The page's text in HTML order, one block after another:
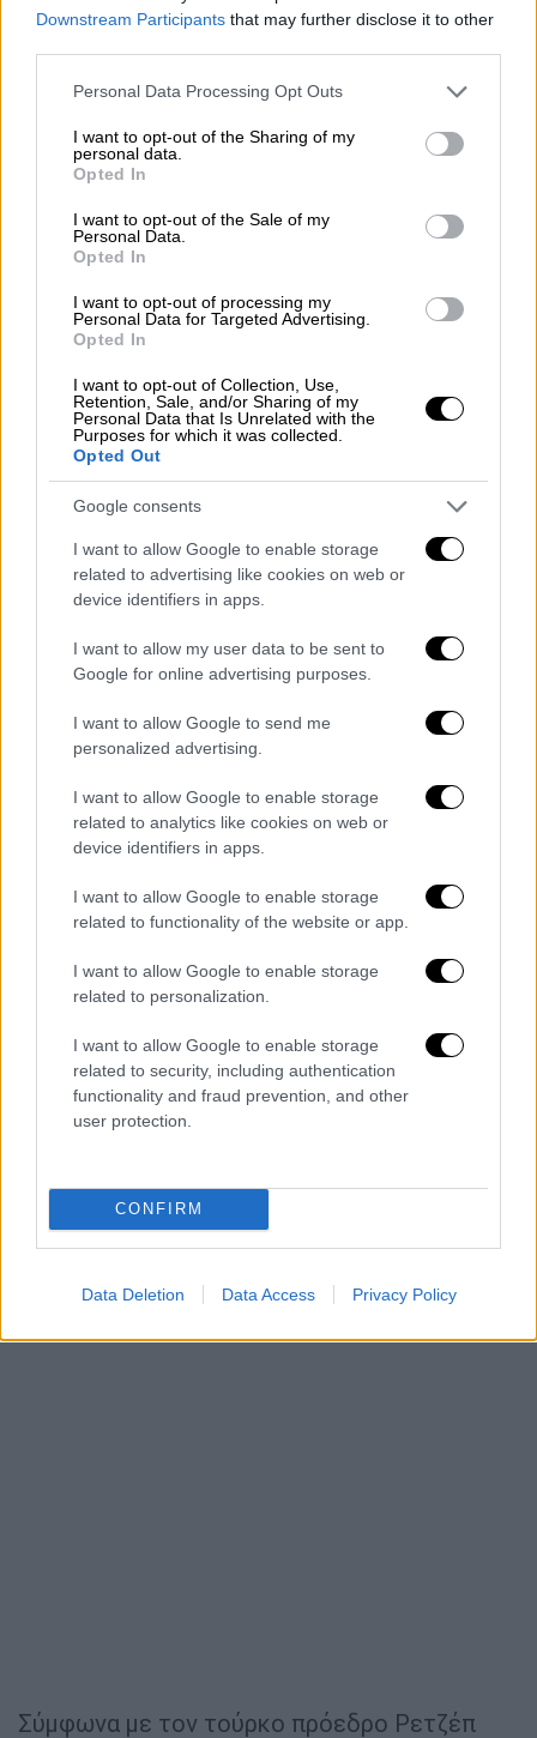
Downstream Participants that may further disclose it to other
Please note that this website/app uses one or more Google
not limited to your visit or usage behaviour. You may click to
grant or deny consent to Google and its third-party tags to
use your data for below specified purposes in below Google
consent section.
Personal Data Processing Opt Outs
I want to opt-out of the Sharing of my
personal data.
Opted In
I want to opt-out of the Sale of my
Personal Data.
Opted In
I want to opt-out of processing my
Personal Data for Targeted Advertising.
Opted In
I want to opt-out of Collection, Use,
Retention, Sale, and/or Sharing of my
Personal Data that Is Unrelated with the
Purposes for which it was collected.
Opted Out
Google consents
I want to allow Google to enable storage
related to advertising like cookies on web or
device identifiers in apps.
I want to allow my user data to be sent to
Google for online advertising purposes.
I want to allow Google to send me
personalized advertising.
I want to allow Google to enable storage
related to analytics like cookies on web or
device identifiers in apps.
I want to allow Google to enable storage
related to functionality of the website or app.
I want to allow Google to enable storage
related to personalization.
I want to allow Google to enable storage
related to security, including authentication
functionality and fraud prevention, and other
user protection.
CONFIRM
Data Deletion Data Access Privacy Policy
«Ημορφή και ο τρόπος κατάρρευσης των
κτιρίωνείναι παρόμοιος με τον τρόπο που
κατεδαφίζουμε κτίρια τοποθετώντας
προσθέτει: «Άμμος και χαλίκι. Αυτό είναι
απαγορευτικό γιατί όταν γίνει η κατάρρευση
να μετατρέπεται (το κτίριο) σε σορό άμμου
και χαλικιών. Είναι απαράδεκτο. Σημαίνει
πολύ κακή ποιότητα βασικών υλικών
δόμησης».
Από την πλευρά του ο Δημήτρης
Σταθακόπουλος, καθηγητής του Παντείου
Πανεπιστημίου αναφέρει πως το λόμπι
πέντε κατασκευαστικών εταιρειών, που έχει
καλές σχέσεις με τον Ερντογάν, έχει
κερδίσει πολλούς δημόσιους διαγωνισμούς
και έχει τη στήριξη της κυβέρνησης.
«Οι εταιρείες αυτές παίρνουν μεγάλα
διαγωνισμοί, εμφανίζονται οι συγκεκριμένες
εταιρείες, που είναι του ίδιου ανθρώπου
ουσιαστικά, χτυπούν τις προσφορές και
πάντα ο διαγωνισμός καταλήγει στον ίδιο»,
Η αντιπολίτευση, μάλιστα, κάνει λόγο για
«συμμορία» τουΕρντογάν
τα χρήματα που είχαν αποταμιευθεί από τον
φόρο σεισμού, αφήνοντας απροστάτευτους
Περισσότεροι από 25.000 άνθρωποι
σκοτώθηκαν από τον σεισμό στην Τουρκία
και στη Συρία, σύμφωνα με τα
επικαιροποιημένα στοιχεία που δόθηκαν
σήμερα στη δημοσιότητα.
Σύμφωνα με τον τούρκο πρόεδρο Ρετζέπ